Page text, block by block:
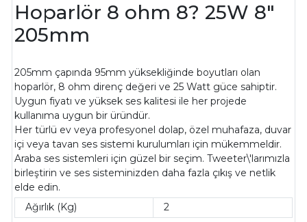
Hoparlör 8 ohm 8? 25W 8"
205mm
205mm çapında 95mm yüksekliğinde boyutları olan
hoparlör, 8 ohm direnç değeri ve 25 Watt güce sahiptir.
Uygun fiyatı ve yüksek ses kalitesi ile her projede
kullanıma uygun bir üründür.
Her türlü ev veya profesyonel dolap, özel muhafaza, duvar
içi veya tavan ses sistemi kurulumları için mükemmeldir.
Araba ses sistemleri için güzel bir seçim. Tweeter\'larımızla
birleştirin ve ses sisteminizden daha fazla çıkış ve netlik
elde edin.
Ağırlık (Kg)
2